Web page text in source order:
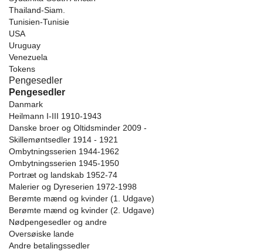
Thailand-Siam.
Tunisien-Tunisie
USA
Uruguay
Venezuela
Tokens
Pengesedler
Pengesedler
Danmark
Heilmann I-III 1910-1943
Danske broer og Oltidsminder 2009 -
Skillemøntsedler 1914 - 1921
Ombytningsserien 1944-1962
Ombytningsserien 1945-1950
Portræt og landskab 1952-74
Malerier og Dyreserien 1972-1998
Berømte mænd og kvinder (1. Udgave)
Berømte mænd og kvinder (2. Udgave)
Nødpengesedler og andre
Oversøiske lande
Andre betalingssedler